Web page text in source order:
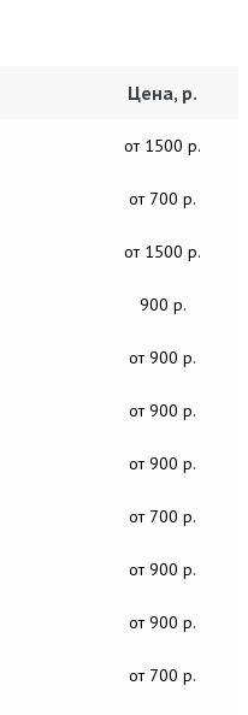
Цена, р.
от 1500 р.
от 700 р.
от 1500 р.
900 р.
от 900 р.
от 900 р.
от 900 р.
от 700 р.
от 900 р.
от 900 р.
от 700 р.